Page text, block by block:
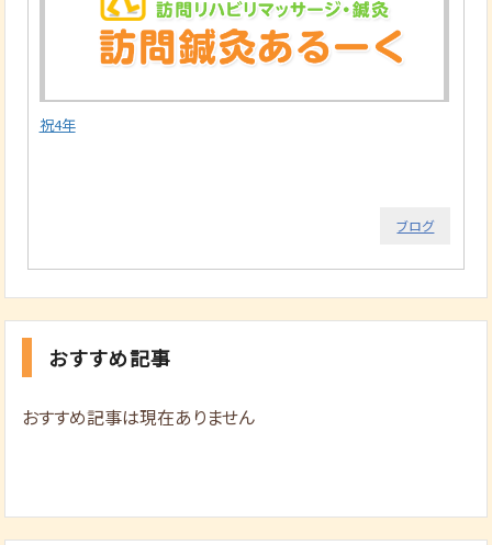
祝4年
ブログ
おすすめ記事
おすすめ記事は現在ありません